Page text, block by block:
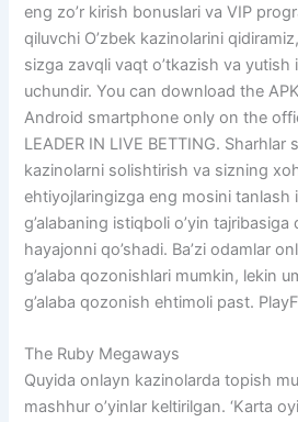
eng zo’r kirish bonuslari va VIP
qiluvchi O’zbek kazinolarini
sizga zavqli vaqt o’tkazish va yutish
uchundir. You can download the
Android smartphone only on the
LEADER IN LIVE BETTING. Sharhlar
kazinolarni solishtirish va sizning
ehtiyojlaringizga eng mosini tanlash
g’alabaning istiqboli o’yin tajribasiga
hayajonni qo’shadi. Ba’zi odamlar
g’alaba qozonishlari mumkin, lekin
g’alaba qozonish ehtimoli past.
The Ruby Megaways
Quyida onlayn kazinolarda topish
mashhur o’yinlar keltirilgan. ‘Karta